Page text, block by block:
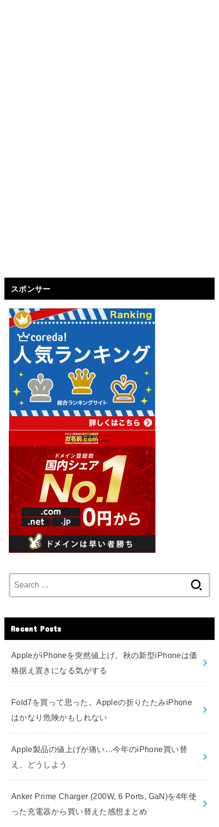
スポンサー
for:
Recent Posts
AppleがiPhoneを突然値上げ。秋の新型iPhoneは価
格据え置きになる気がする
Fold7を買って思った。Appleの折りたたみiPhone
はかなり危険かもしれない
Apple製品の値上げが痛い…今年のiPhone買い替
え、どうしよう
Anker Prime Charger (200W, 6 Ports, GaN)を4年使
った充電器から買い替えた感想まとめ